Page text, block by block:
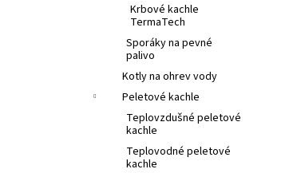
Krbové kachle
TermaTech
Sporáky na pevné
palivo
Kotly na ohrev vody
Peletové kachle
Teplovzdušné peletové
kachle
Teplovodné peletové
kachle